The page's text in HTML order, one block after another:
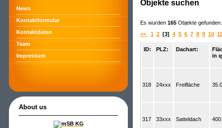
News
Kontaktformular
Kontaktdaten
Team
Impressum
About us
Objekte suchen
Es wurden 165 Objekte
<<
1 2 [3] 4 5 6 7 8 9 10 11
ID: PLZ: Dachart:
in
318 24xxx Freifläche
317 33xxx Satteldach 400